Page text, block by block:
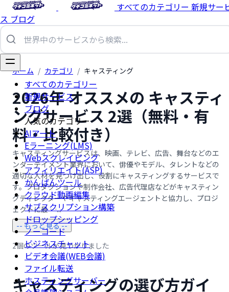
すべてのカテゴリー 新規サー
ス ブログ
すべてのカテゴリー
新規サービス
ブログ
人気のカテゴリー
AIアート
Eラーニング(LMS)
Webスクレイピング
アフィリエイト(ASP)
かんばんツール
クラウド動画編集
サブスクリプション構築
ドロップシッピング
ノーコード
ビジネスチャット
ビデオ会議(WEB会議)
ファイル転送
ホスティングサーバー
ホーム / カテゴリ / キャスティング
2026年 オススメの キャスティ
ングサービス 2選（無料・有
料・比較付き）
キャスティングサービスは、映画、テレビ、広告、舞台などのエ
ンターテイメント業界において、俳優やモデル、タレントなどの
適切な人材を見つけ出し、役割にキャスティングするサービスで
す。プロダクションや制作会社、広告代理店などがキャスティン
グディレクターやキャスティングエージェントと協力し、プロジ
ェクトに最 …...
-- もっと見る --
2個のツールが見つかりました
キャスティングの選び方ガイ